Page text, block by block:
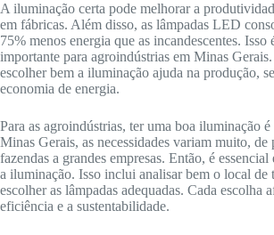
A iluminação certa pode melhorar a
em fábricas. Além disso, as lâmpadas LED
75% menos energia que as incandescentes. Isso
importante para agroindústrias em Minas
escolher bem a iluminação ajuda na produção,
economia de energia.
Para as agroindústrias, ter uma boa iluminação
Minas Gerais, as necessidades variam muito, de
fazendas a grandes empresas. Então, é essencial
a iluminação. Isso inclui analisar bem o local de
escolher as lâmpadas adequadas. Cada escolha
eficiência e a sustentabilidade.